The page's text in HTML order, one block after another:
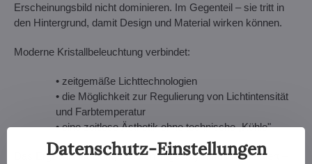
Erscheinungsbild nicht dominieren. Im Gegenteil – sie tritt in
den Hintergrund, damit Design und Material wirken können.
Moderne Kristallbeleuchtung verbindet:
• zeitgemäße Lichttechnologien
• die Möglichkeit zur Regulierung von Lichtintensität
und Farbtemperatur
• eine zeitlose Ästhetik ohne technische „Kühle"
Das Ergebnis ist Licht, das den Tagesrhythmus respektiert –
Datenschutz-Einstellungen